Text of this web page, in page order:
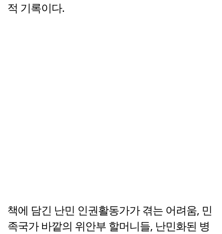
적 기록이다.
책에 담긴 난민 인권활동가가 겪는 어려움, 민
족국가 바깥의 위안부 할머니들, 난민화된 병